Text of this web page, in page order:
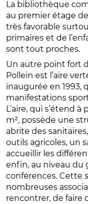
La bibliothèque
au premier étage
très favorable
primaires et de
sont tout proches.
Un autre point fort
Pollein est l’aire
inaugurée en 1993,
manifestations
L’aire, qui s’étend
m², possède une
abrite des
outils agricoles, un
accueillir les
enfin, au niveau du
conférences. Cette
nombreuses
rencontrer, de faire